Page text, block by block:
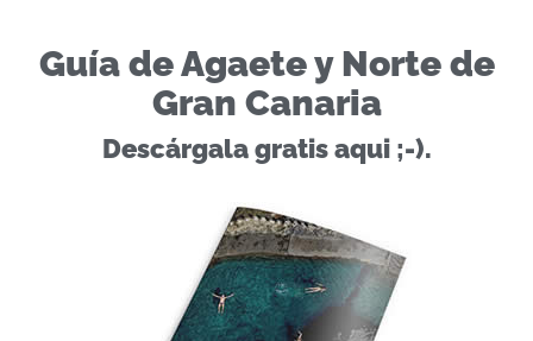
Guía de Agaete y Norte de
Gran Canaria
Descárgala gratis aqui ;-).